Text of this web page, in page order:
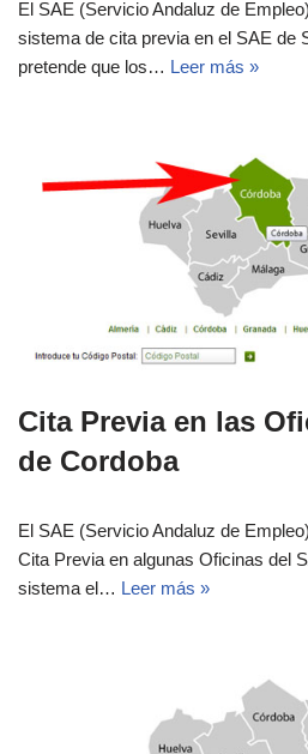
El SAE (Servicio Andaluz de
sistema de cita previa en el SAE de
pretende que los… Leer más »
Cita Previa en las
de Cordoba
El SAE (Servicio Andaluz de
Cita Previa en algunas Oficinas del
sistema el… Leer más »